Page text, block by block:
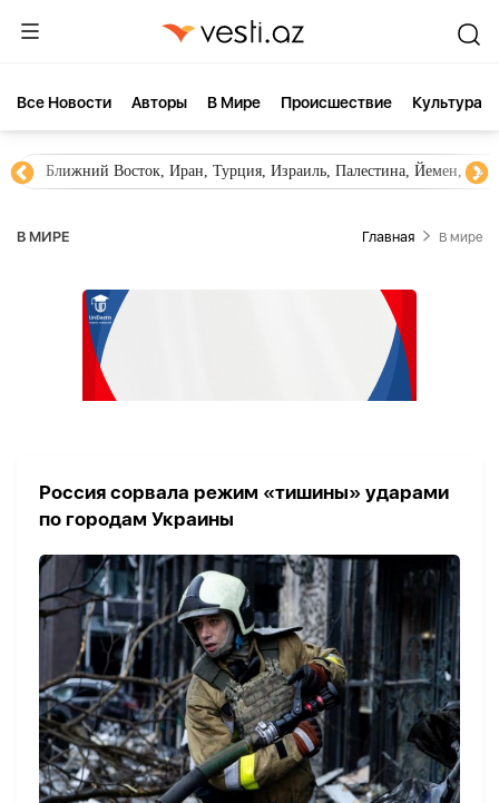
Все Новости Aвторы В Мире Происшествие Культура
Ближний Восток, Иран, Турция, Израиль, Палестина, Йемен,
В МИРЕ Главная В мире
Россия сорвала режим «тишины» ударами
по городам Украины